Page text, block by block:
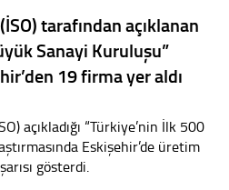
tarafından açıklanan
Sanayi Kuruluşu”
19 firma yer aldı
açıkladığı “Türkiye’nin İlk 500
Eskişehir’de üretim
gösterdi.